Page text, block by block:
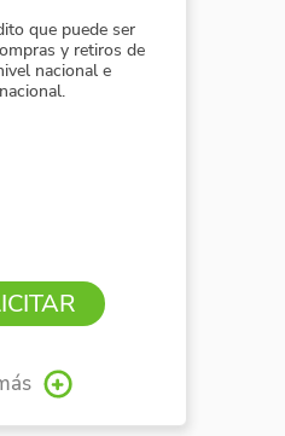
que puede ser
y retiros de
nacional e